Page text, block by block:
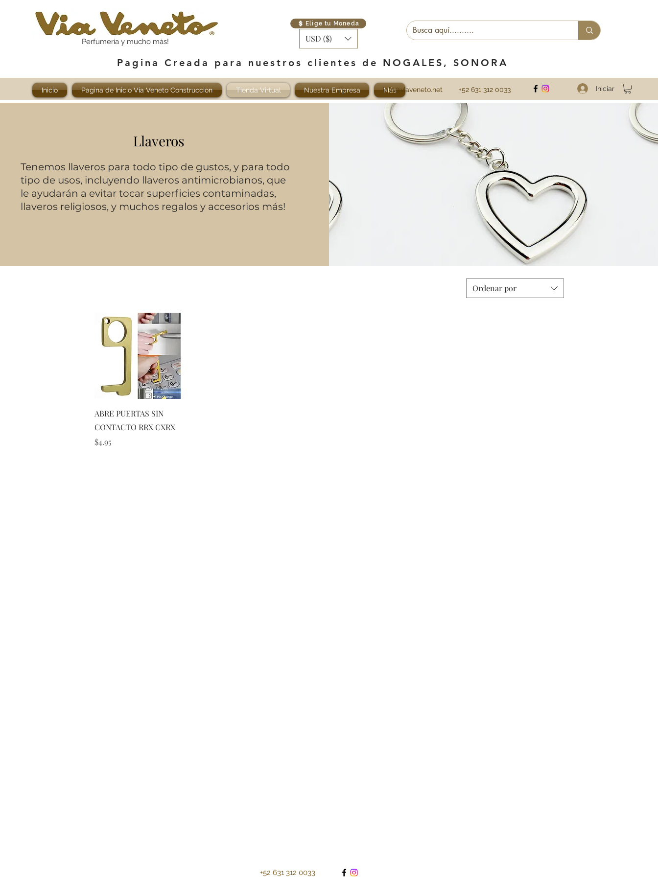
Perfumería y mucho más!
Elige tu Moneda
USD ($)
Pagina Creada para nuestros clientes de NOGALES, SONORA
Inicio Pagina de Inicio Via Veneto Construccion Tienda Virtual Nuestra Empresa Más
info@viaveneto.net +52 631 312 0033 Iniciar
Llaveros
Tenemos llaveros para todo tipo de gustos, y para todo
tipo de usos, incluyendo llaveros antimicrobianos, que
le ayudarán a evitar tocar superficies contaminadas,
llaveros religiosos, y muchos regalos y accesorios más!
Ordenar por
Vista rápida
ABRE PUERTAS SIN
CONTACTO RRX CXRX
Precio
$4.95
+52 631 312 0033